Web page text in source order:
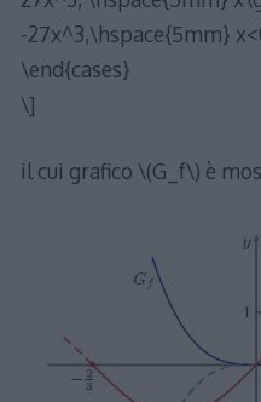
-27x^3,\hspace{5mm}
\end{cases}
\]
il cui grafico \(G_f\) è